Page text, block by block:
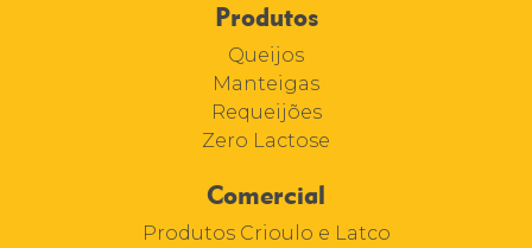
Produtos
Queijos
Manteigas
Requeijões
Zero Lactose
Comercial
Produtos Crioulo e Latco